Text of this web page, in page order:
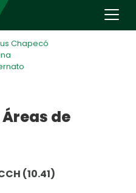
Chapecó
de
(10.41)